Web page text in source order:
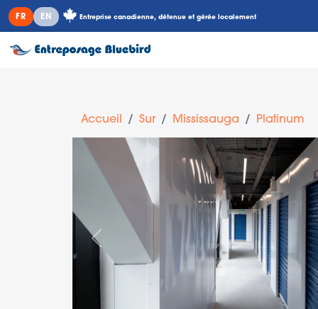
FR EN Entreprise canadienne, détenue et gérée localement
Accueil Sur Mississauga Platinum
Précédent